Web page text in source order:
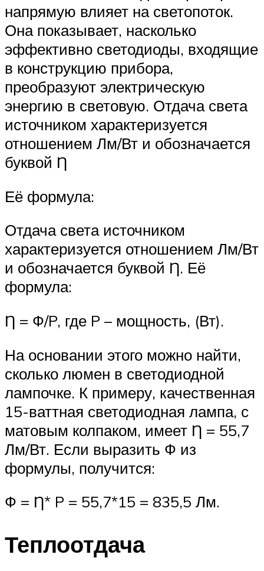
напрямую влияет на светопоток.
Она показывает, насколько
эффективно светодиоды, входящие
в конструкцию прибора,
преобразуют электрическую
энергию в световую. Отдача света
источником характеризуется
отношением Лм/Вт и обозначается
буквой Ƞ
Её формула:
Отдача света источником
характеризуется отношением Лм/Вт
и обозначается буквой Ƞ. Её
формула:
Ƞ = Ф/P, где P – мощность, (Вт).
На основании этого можно найти,
сколько люмен в светодиодной
лампочке. К примеру, качественная
15-ваттная светодиодная лампа, с
матовым колпаком, имеет Ƞ = 55,7
Лм/Вт. Если выразить Ф из
формулы, получится:
Ф = Ƞ* P = 55,7*15 = 835,5 Лм.
Теплоотдача